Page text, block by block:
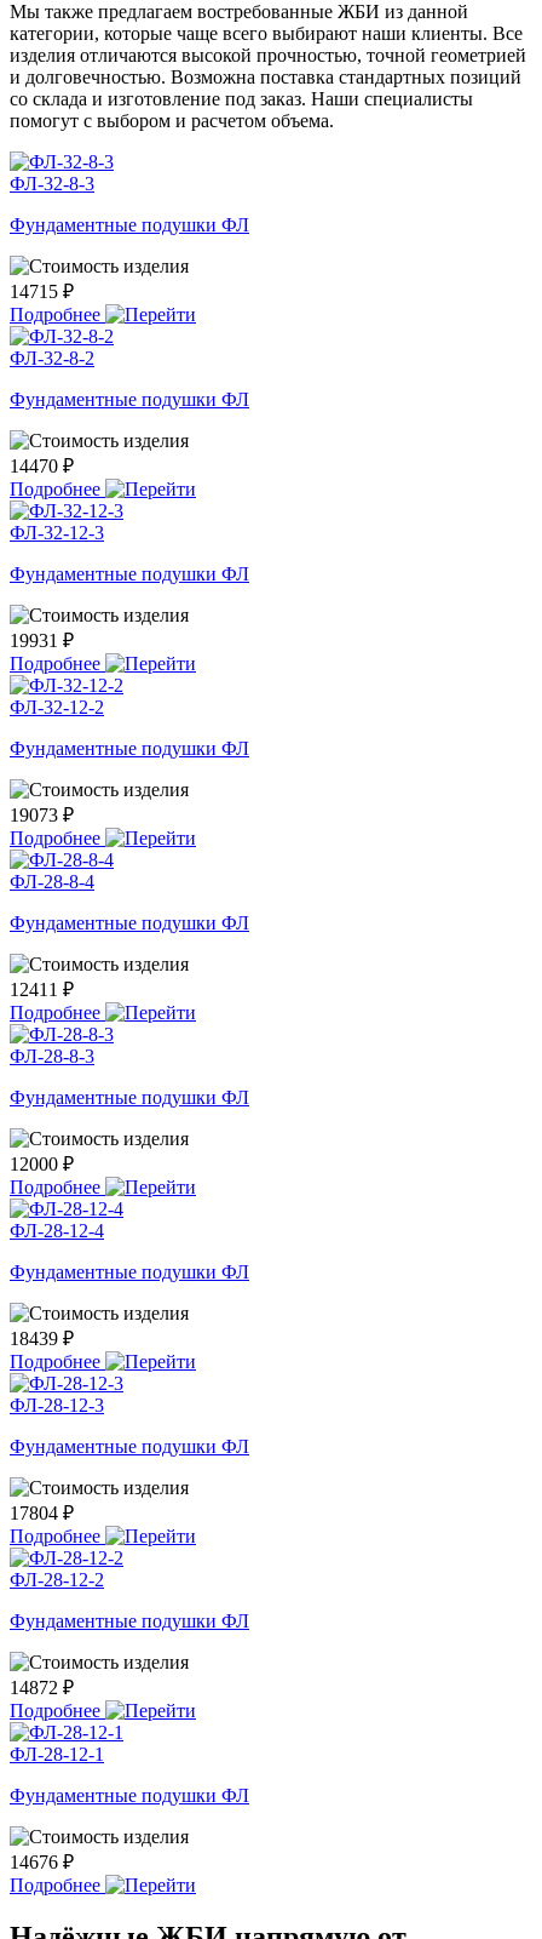
Мы также предлагаем востребованные ЖБИ из данной
категории, которые чаще всего выбирают наши клиенты. Все
изделия отличаются высокой прочностью, точной геометрией
и долговечностью. Возможна поставка стандартных позиций
со склада и изготовление под заказ. Наши специалисты
помогут с выбором и расчетом объема.
ФЛ-32-8-3
Фундаментные подушки ФЛ
14715 ₽
Подробнее
ФЛ-32-8-2
Фундаментные подушки ФЛ
14470 ₽
Подробнее
ФЛ-32-12-3
Фундаментные подушки ФЛ
19931 ₽
Подробнее
ФЛ-32-12-2
Фундаментные подушки ФЛ
19073 ₽
Подробнее
ФЛ-28-8-4
Фундаментные подушки ФЛ
12411 ₽
Подробнее
ФЛ-28-8-3
Фундаментные подушки ФЛ
12000 ₽
Подробнее
ФЛ-28-12-4
Фундаментные подушки ФЛ
18439 ₽
Подробнее
ФЛ-28-12-3
Фундаментные подушки ФЛ
17804 ₽
Подробнее
ФЛ-28-12-2
Фундаментные подушки ФЛ
14872 ₽
Подробнее
ФЛ-28-12-1
Фундаментные подушки ФЛ
14676 ₽
Подробнее